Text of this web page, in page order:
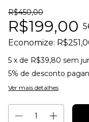
R$450,00
R$199,00
Economize:
5 x de R$39,80 sem
5% de desconto
Ver mais detalhes